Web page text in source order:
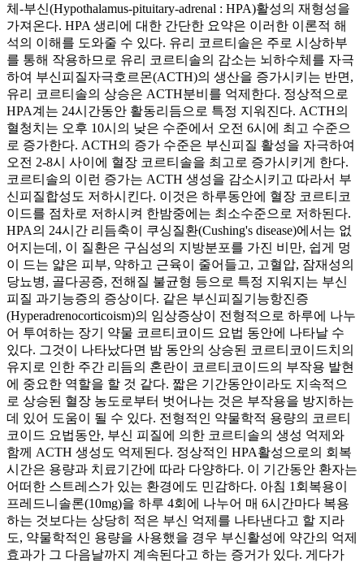
체-부신(Hypothalamus-pituitary-adrenal : HPA)활성의 재형성을
가져온다. HPA 생리에 대한 간단한 요약은 이러한 이론적 해
석의 이해를 도와줄 수 있다. 유리 코르티솔은 주로 시상하부
를 통해 작용하므로 유리 코르티솔의 감소는 뇌하수체를 자극
하여 부신피질자극호르몬(ACTH)의 생산을 증가시키는 반면,
유리 코르티솔의 상승은 ACTH분비를 억제한다. 정상적으로
HPA계는 24시간동안 활동리듬으로 특정 지워진다. ACTH의
혈청치는 오후 10시의 낮은 수준에서 오전 6시에 최고 수준으
로 증가한다. ACTH의 증가 수준은 부신피질 활성을 자극하여
오전 2-8시 사이에 혈장 코르티솔을 최고로 증가시키게 한다.
코르티솔의 이런 증가는 ACTH 생성을 감소시키고 따라서 부
신피질합성도 저하시킨다. 이것은 하루동안에 혈장 코르티코
이드를 점차로 저하시켜 한밤중에는 최소수준으로 저하된다.
HPA의 24시간 리듬축이 쿠싱질환(Cushing's disease)에서는 없
어지는데, 이 질환은 구심성의 지방분포를 가진 비만, 쉽게 멍
이 드는 얇은 피부, 약하고 근육이 줄어들고, 고혈압, 잠재성의
당뇨병, 골다공증, 전해질 불균형 등으로 특정 지워지는 부신
피질 과기능증의 증상이다. 같은 부신피질기능항진증
(Hyperadrenocorticoism)의 임상증상이 전형적으로 하루에 나누
어 투여하는 장기 약물 코르티코이드 요법 동안에 나타날 수
있다. 그것이 나타났다면 밤 동안의 상승된 코르티코이드치의
유지로 인한 주간 리듬의 혼란이 코르티코이드의 부작용 발현
에 중요한 역할을 할 것 같다. 짧은 기간동안이라도 지속적으
로 상승된 혈장 농도로부터 벗어나는 것은 부작용을 방지하는
데 있어 도움이 될 수 있다. 전형적인 약물학적 용량의 코르티
코이드 요법동안, 부신 피질에 의한 코르티솔의 생성 억제와
함께 ACTH 생성도 억제된다. 정상적인 HPA활성으로의 회복
시간은 용량과 치료기간에 따라 다양하다. 이 기간동안 환자는
어떠한 스트레스가 있는 환경에도 민감하다. 아침 1회복용이
프레드니솔론(10mg)을 하루 4회에 나누어 매 6시간마다 복용
하는 것보다는 상당히 적은 부신 억제를 나타낸다고 할 지라
도, 약물학적인 용량을 사용했을 경우 부신활성에 약간의 억제
효과가 그 다음날까지 계속된다고 하는 증거가 있다. 게다가